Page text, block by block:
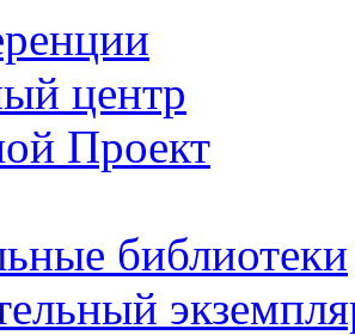
центр
Проект
библиотеки